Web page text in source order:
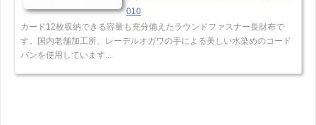
010
カード12枚収納できる容量も充分備えたラウンドファスナー長財布で
す。国内老舗加工所、レーデルオガワの手による美しい水染めのコード
バンを使用しています...